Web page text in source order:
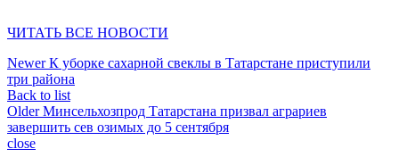
ЧИТАТЬ ВСЕ НОВОСТИ
Newer К уборке сахарной свеклы в Татарстане приступили
три района
Back to list
Older Минсельхозпрод Татарстана призвал аграриев
завершить сев озимых до 5 сентября
close